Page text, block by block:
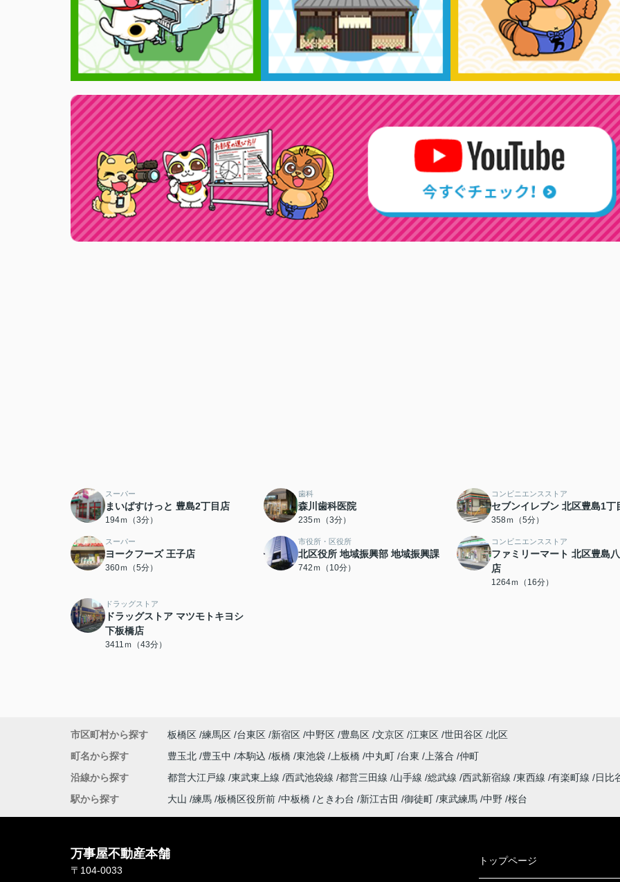
スーパー
まいばすけっと 豊島2丁目店
194ｍ（3分）
歯科
森川歯科医院
235ｍ（3分）
コンビニエンスストア
セブンイレブン 北区豊島1丁
358ｍ（5分）
スーパー
ヨークフーズ 王子店
360ｍ（5分）
市役所・区役所
北区役所 地域振興部 地域振興課
742ｍ（10分）
コンビニエンスストア
ファミリーマート 北区豊島
店
1264ｍ（16分）
ドラッグストア
ドラッグストア マツモトキヨシ
下板橋店
3411ｍ（43分）
市区町村から探す 板橋区 練馬区 台東区 新宿区 中野区 豊島区 文京区 江東区 世田谷区 北区
町名から探す
豊玉北 豊玉中 本駒込 板橋 東池袋 上板橋 中丸町 台東 上落合 仲町
沿線から探す
都営大江戸線 東武東上線 西武池袋線 都営三田線 山手線 総武線 西武新宿線 東西線 有楽町線
日比
駅から探す
大山 練馬 板橋区役所前 中板橋 ときわ台 新江古田 御徒町 東武練馬 中野 桜台
万事屋不動産本舗
〒104-0033
トップページ